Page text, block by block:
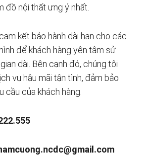
đồ nội thất ưng ý nhất.
kết bảo hành dài hạn cho các
để khách hàng yên tâm sử
dài. Bên cạnh đó, chúng tôi
vụ hậu mãi tận tình, đảm bảo
cầu của khách hàng.